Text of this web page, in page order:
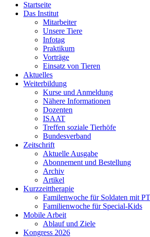
Startseite
Das Institut
Mitarbeiter
Unsere Tiere
Infotag
Praktikum
Vorträge
Einsatz von Tieren
Aktuelles
Weiterbildung
Kurse und Anmeldung
Nähere Informationen
Dozenten
ISAAT
Treffen soziale Tierhöfe
Bundesverband
Zeitschrift
Aktuelle Ausgabe
Abonnement und Bestellung
Archiv
Artikel
Kurzzeittherapie
Familenwoche für Soldaten mit
Familienwoche für Special-Kids
Mobile Arbeit
Ablauf und Ziele
Kongress 2026